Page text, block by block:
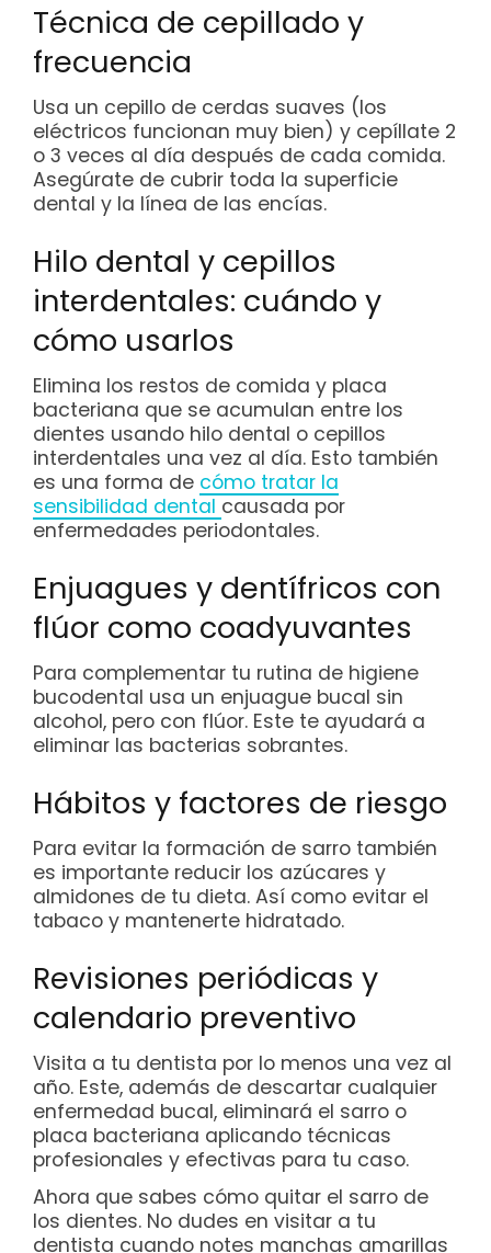
Técnica de cepillado y
frecuencia
Usa un cepillo de cerdas suaves (los
eléctricos funcionan muy bien) y cepíllate 2
o 3 veces al día después de cada comida.
Asegúrate de cubrir toda la superficie
dental y la línea de las encías.
Hilo dental y cepillos
interdentales: cuándo y
cómo usarlos
Elimina los restos de comida y placa
bacteriana que se acumulan entre los
dientes usando hilo dental o cepillos
interdentales una vez al día. Esto también
es una forma de cómo tratar la
sensibilidad dental causada por
enfermedades periodontales.
Enjuagues y dentífricos con
flúor como coadyuvantes
Para complementar tu rutina de higiene
bucodental usa un enjuague bucal sin
alcohol, pero con flúor. Este te ayudará a
eliminar las bacterias sobrantes.
Hábitos y factores de riesgo
Para evitar la formación de sarro también
es importante reducir los azúcares y
almidones de tu dieta. Así como evitar el
tabaco y mantenerte hidratado.
Revisiones periódicas y
calendario preventivo
Visita a tu dentista por lo menos una vez al
año. Este, además de descartar cualquier
enfermedad bucal, eliminará el sarro o
placa bacteriana aplicando técnicas
profesionales y efectivas para tu caso.
Ahora que sabes cómo quitar el sarro de
los dientes. No dudes en visitar a tu
dentista cuando notes manchas amarillas